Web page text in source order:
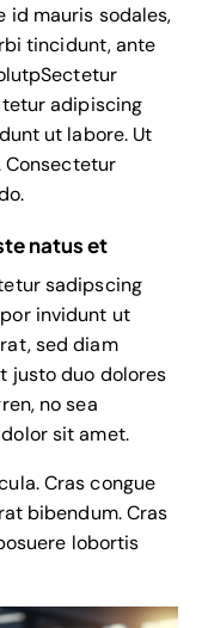
id mauris sodales,
tincidunt, ante
adipiscing
ut labore. Ut
Consectetur
natus et
sadipscing
invidunt ut
sed diam
justo duo dolores
no sea
sit amet.
Cras congue
bibendum. Cras
lobortis